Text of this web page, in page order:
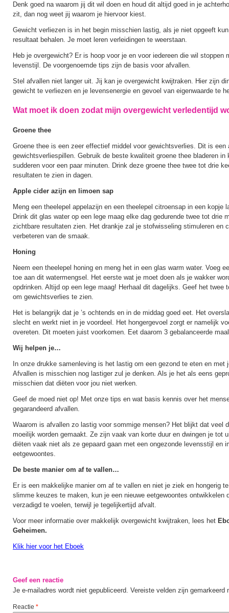
Denk goed na waarom jij dit wil doen en houd dit altijd goed in je
zit, dan nog weet jij waarom je hiervoor kiest.
Gewicht verliezen is in het begin misschien lastig, als je niet opgeeft
resultaat behalen. Je moet leren verleidingen te weerstaan.
Heb je overgewicht? Er is hoop voor je en voor iedereen die wil stoppen
levenstijl. De voorgenoemde tips zijn de basis voor afvallen.
Stel afvallen niet langer uit. Jij kan je overgewicht kwijtraken. Hier zijn
gewicht te verliezen en je levensenergie en gevoel van eigenwaarde te
Wat moet ik doen zodat mijn overgewicht verledentijd
Groene thee
Groene thee is een zeer effectief middel voor gewichtsverlies. Dit is een
gewichtsverliespillen. Gebruik de beste kwaliteit groene thee bladeren in
sudderen voor een paar minuten. Drink deze groene thee twee tot drie
resultaten te zien in dagen.
Apple cider azijn en limoen sap
Meng een theelepel appelazijn en een theelepel citroensap in een kopje
Drink dit glas water op een lege maag elke dag gedurende twee tot drie
zichtbare resultaten zien. Het drankje zal je stofwisseling stimuleren en
verbeteren van de smaak.
Honing
Neem een theelepel honing en meng het in een glas warm water. Voeg
toe aan dit watermengsel. Het eerste wat je moet doen als je wakker
opdrinken. Altijd op een lege maag! Herhaal dit dagelijks. Geef het twee
om gewichtsverlies te zien.
Het is belangrijk dat je ’s ochtends en in de middag goed eet. Het
slecht en werkt niet in je voordeel. Het hongergevoel zorgt er namelijk
overeten. Dit moeten juist voorkomen. Eet daarom 3 gebalanceerde
Wij helpen je…
In onze drukke samenleving is het lastig om een gezond te eten en met
Afvallen is misschien nog lastiger zul je denken. Als je het als eens
misschien dat diëten voor jou niet werken.
Geef de moed niet op! Met onze tips en wat basis kennis over het
gegarandeerd afvallen.
Waarom is afvallen zo lastig voor sommige mensen? Het blijkt dat veel
moeilijk worden gemaakt. Ze zijn vaak van korte duur en dwingen je tot
diëten vaak niet als ze gepaard gaan met een ongezonde levensstijl en
eetgewoontes.
De beste manier om af te vallen…
Er is een makkelijke manier om af te vallen en niet je ziek en hongerig
slimme keuzes te maken, kun je een nieuwe eetgewoontes ontwikkelen
verzadigd te voelen, terwijl je tegelijkertijd afvalt.
Voor meer informatie over makkelijk overgewicht kwijtraken, lees het
Geheimen.
Klik hier voor het Eboek
Geef een reactie
Je e-mailadres wordt niet gepubliceerd. Vereiste velden zijn gemarkeerd
Reactie *